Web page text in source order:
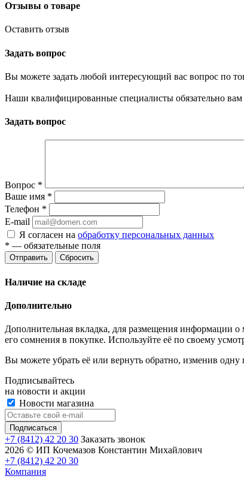
Отзывы о товаре
Оставить отзыв
Задать вопрос
Вы можете задать любой интересующий вас вопрос по
Наши квалифицированные специалисты обязательно вам
Задать вопрос
Вопрос *
Ваше имя *
Телефон *
E-mail
Я согласен на обработку персональных данных
* — обязательные поля
Отправить Сбросить
Наличие на складе
Дополнительно
Дополнительная вкладка, для размещения информации о
его сомнения в покупке. Используйте её по своему
Вы можете убрать её или вернуть обратно, изменив
Подписывайтесь
на новости и акции
Новости магазина
+7 (8412) 42 20 30 Заказать звонок
2026 © ИП Кочемазов Константин Михайлович
+7 (8412) 42 20 30
Компания